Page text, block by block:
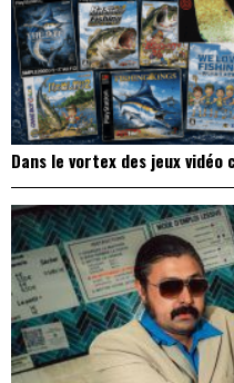
Dans le vortex des jeux vidéo